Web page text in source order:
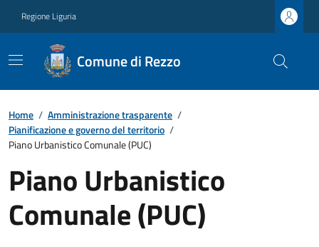
Regione Liguria
Comune di Rezzo
Home / Amministrazione trasparente /
Pianificazione e governo del territorio /
Piano Urbanistico Comunale (PUC)
Piano Urbanistico
Comunale (PUC)